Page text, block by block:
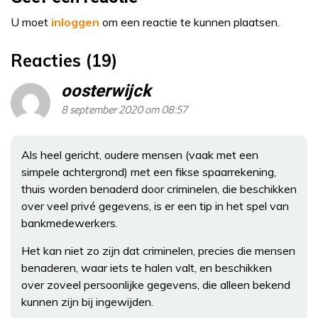
U moet inloggen om een reactie te kunnen plaatsen.
Reacties (19)
oosterwijck
8 september 2020 om 08:57
Als heel gericht, oudere mensen (vaak met een
simpele achtergrond) met een fikse spaarrekening,
thuis worden benaderd door criminelen, die beschikken
over veel privé gegevens, is er een tip in het spel van
bankmedewerkers.
Het kan niet zo zijn dat criminelen, precies die mensen
benaderen, waar iets te halen valt, en beschikken
over zoveel persoonlijke gegevens, die alleen bekend
kunnen zijn bij ingewijden.